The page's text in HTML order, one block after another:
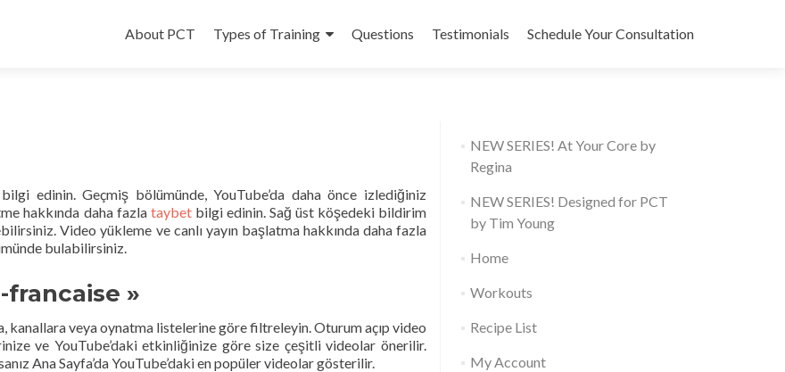
to
About PCT Types of Training Questions Testimonials Schedule Your Consultation
edinin. Geçmiş bölümünde, YouTube’da daha önce izlediğiniz
hakkında daha fazla taybetbilgi edinin. Sağ üst köşedeki bildirim
Video yükleme ve canlı yayın başlatma hakkında daha fazla
bulabilirsiniz.
»
kanallara veya oynatma listelerine göre filtreleyin. Oturum açıp video
ve YouTube’daki etkinliğinize göre size çeşitli videolar önerilir.
Ana Sayfa’da YouTube’daki en popüler videolar gösterilir.
NEW SERIES! At Your Core by
Regina
NEW SERIES! Designed for PCT
by Tim Young
Home
Workouts
Recipe List
My Account